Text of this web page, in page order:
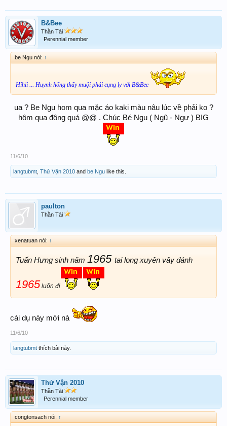
B&Bee
Thần Tài
Perennial member
be Ngu nói: ↑
Hihii ... Huynh hổng thấy muội phải cụng ly với B&Bee
ua ? Be Ngu hom qua mặc áo kaki màu nâu lúc về phải ko ?
hôm qua đông quá @@ . Chúc Bé Ngu ( Ngũ - Ngự ) BIG
11/6/10
langtubmt Thử Vận 2010 and be Ngu like this.
paulton
Thần Tài
xenatuan nói: ↑
Tuấn Hưng sinh năm 1965 tai long xuyên vây đánh
1965 luôn đi
cái dụ này mới nà
11/6/10
langtubmt thích bài này.
Thử Vận 2010
Thần Tài
Perennial member
congtonsach nói: ↑